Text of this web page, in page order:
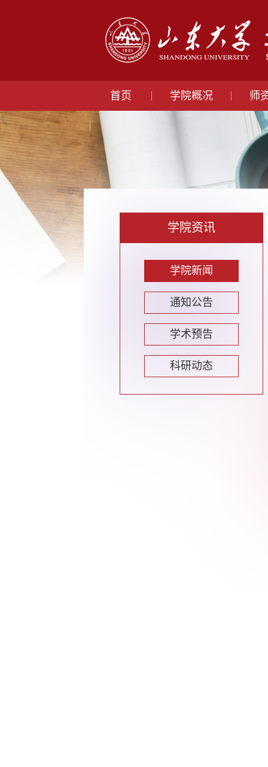
首页 学院概况 师
学院资讯
学院新闻
通知公告
学术预告
科研动态